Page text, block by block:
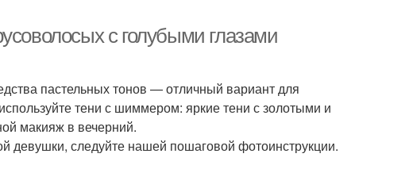
с голубыми глазами
пастельных тонов — отличный вариант для
тени с шиммером: яркие тени с золотыми и
макияж в вечерний.
девушки, следуйте нашей пошаговой фотоинструкции.